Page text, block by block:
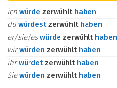
ich würde zerwühlt haben
du würdestzerwühlt haben
er/sie/eswürde zerwühlt haben
wirwürden zerwühlt haben
ihrwürdetzerwühlt haben
Siewürden zerwühlt haben